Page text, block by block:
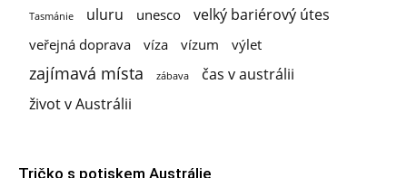
Tasmánie uluru unesco velký bariérový útes
veřejná doprava víza vízum výlet
zajímavá místa zábava
čas v austrálii
život v Austrálii
Tričko s potiskem Austrálie